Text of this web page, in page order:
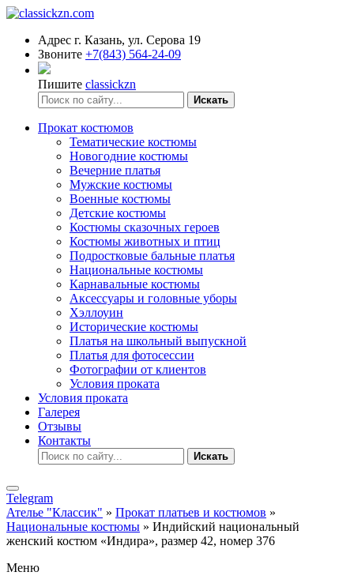
Адрес г. Казань, ул. Серова 19
Звоните +7(843) 564-24-09
Пишите classickzn
Искать
Прокат костюмов
Тематические костюмы
Новогодние костюмы
Вечерние платья
Мужские костюмы
Военные костюмы
Детские костюмы
Костюмы сказочных героев
Костюмы животных и птиц
Подростковые бальные платья
Национальные костюмы
Карнавальные костюмы
Аксессуары и головные уборы
Хэллоуин
Исторические костюмы
Платья на школьный выпускной
Платья для фотосессии
Фотографии от клиентов
Условия проката
Условия проката
Галерея
Отзывы
Контакты
Искать
Telegram
Ателье "Классик" » Прокат платьев и костюмов »
Национальные костюмы » Индийский национальный
женский костюм «Индира», размер 42, номер 376
Меню